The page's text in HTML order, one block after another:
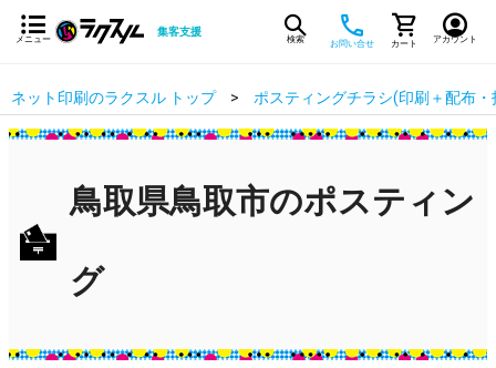
メニュー
集客支援
検索 お問い合せ カート アカウント
ネット印刷のラクスル トップ ポスティングチラシ(印刷＋配布・
鳥取県鳥取市のポスティン
グ